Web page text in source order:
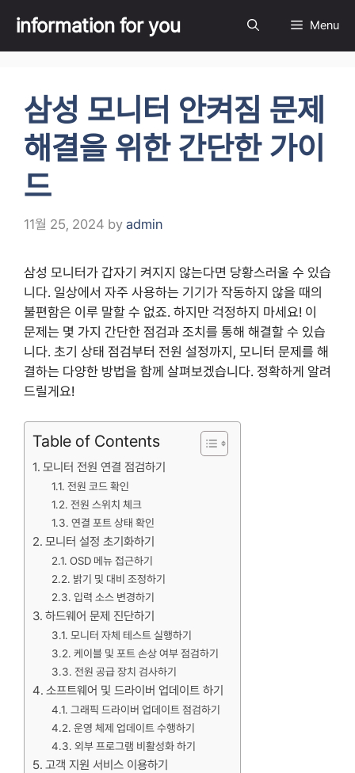
content
information for you Menu
삼성 모니터 안켜짐 문제
해결을 위한 간단한 가이
드
11월 25, 2024 by admin
삼성 모니터가 갑자기 켜지지 않는다면 당황스러울 수 있습
니다. 일상에서 자주 사용하는 기기가 작동하지 않을 때의
불편함은 이루 말할 수 없죠. 하지만 걱정하지 마세요! 이
문제는 몇 가지 간단한 점검과 조치를 통해 해결할 수 있습
니다. 초기 상태 점검부터 전원 설정까지, 모니터 문제를 해
결하는 다양한 방법을 함께 살펴보겠습니다. 정확하게 알려
드릴게요!
Table of Contents
모니터 전원 연결 점검하기
전원 코드 확인
전원 스위치 체크
연결 포트 상태 확인
모니터 설정 초기화하기
OSD 메뉴 접근하기
밝기 및 대비 조정하기
입력 소스 변경하기
하드웨어 문제 진단하기
모니터 자체 테스트 실행하기
케이블 및 포트 손상 여부 점검하기
전원 공급 장치 검사하기
소프트웨어 및 드라이버 업데이트 하기
그래픽 드라이버 업데이트 점검하기
운영 체제 업데이트 수행하기
외부 프로그램 비활성화 하기
고객 지원 서비스 이용하기